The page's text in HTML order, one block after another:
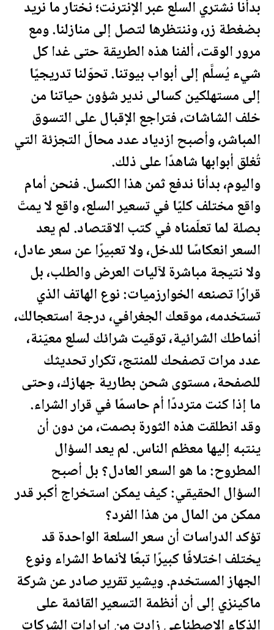
بدأنا نشتري السلع عبر الإنترنت؛ نختار ما نريد
بضغطة زر، وننتظرها لتصل إلى منازلنا. ومع
مرور الوقت، ألفنا هذه الطريقة حتى غدا كل
شيء يُسلَّم إلى أبواب بيوتنا. تحوّلنا تدريجيًا
إلى مستهلكين كسالى ندير شؤون حياتنا من
خلف الشاشات، فتراجع الإقبال على التسوق
المباشر، وأصبح ازدياد عدد محالّ التجزئة التي
تُغلق أبوابها شاهدًا على ذلك.
واليوم، بدأنا ندفع ثمن هذا الكسل. فنحن أمام
واقع مختلف كليًا في تسعير السلع، واقع لا يمتّ
بصلة لما تعلّمناه في كتب الاقتصاد. لم يعد
السعر انعكاسًا للدخل، ولا تعبيرًا عن سعر عادل،
ولا نتيجة مباشرة لآليات العرض والطلب، بل
قرارًا تصنعه الخوارزميات: نوع الهاتف الذي
تستخدمه، موقعك الجغرافي، درجة استعجالك،
أنماطك الشرائية، توقيت شرائك لسلع معيّنة،
عدد مرات تصفحك للمنتج، تكرار تحديثك
للصفحة، مستوى شحن بطارية جهازك، وحتى
ما إذا كنت مترددًا أم حاسمًا في قرار الشراء.
وقد انطلقت هذه الثورة بصمت، من دون أن
ينتبه إليها معظم الناس. لم يعد السؤال
المطروح: ما هو السعر العادل؟ بل أصبح
السؤال الحقيقي: كيف يمكن استخراج أكبر قدر
ممكن منالمالمن هذا الفرد؟
تؤكد الدراسات أن سعر السلعة الواحدة قد
يختلف اختلافًا كبيرًا تبعًا لأنماط الشراء ونوع
الجهاز المستخدم. ويشير تقرير صادر عن شركة
ماكينزي إلى أن أنظمة التسعير القائمة على